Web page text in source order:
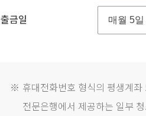
출금일
※ 휴대전화번호 형식의 평생계좌
전문은행에서 제공하는 일부